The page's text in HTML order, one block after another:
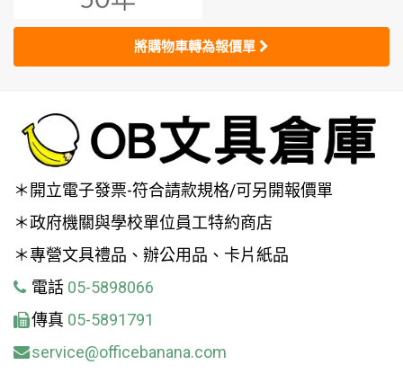
將購物車轉為報價單
＊開立電子發票-符合請款規格/可另開報價單
＊政府機關與學校單位員工特約商店
＊專營文具禮品、辦公用品、卡片紙品
電話 05-5898066
傳真 05-5891791
service@officebanana.com